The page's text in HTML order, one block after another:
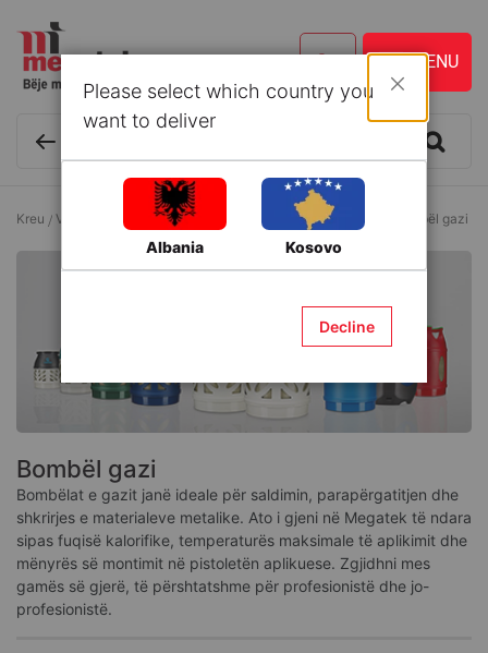
Kreu Vegla dhe Aksesorë Pajisje saldimi me kallaj dhe gaz Bombël gazi
Bombël gazi
Bombëlat e gazit janë ideale për saldimin, parapërgatitjen dhe
shkrirjes e materialeve metalike. Ato i gjeni në Megatek të ndara
sipas fuqisë kalorifike, temperaturës maksimale të aplikimit dhe
mënyrës së montimit në pistoletën aplikuese. Zgjidhni mes
gamës së gjerë, të përshtatshme për profesionistë dhe jo-
profesionistë.
Please select which country you
want to deliver
Albania Kosovo
Decline